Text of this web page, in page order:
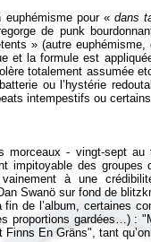
euphémisme pour «dans
de punk
» (autre
et la formule est
totalement assumée
ou l’hystérie
- vingt-sept au
impitoyable des
à une
Swanö sur fond de
de l’album, certaines
proportions gardées…) :
En Gräns", tant